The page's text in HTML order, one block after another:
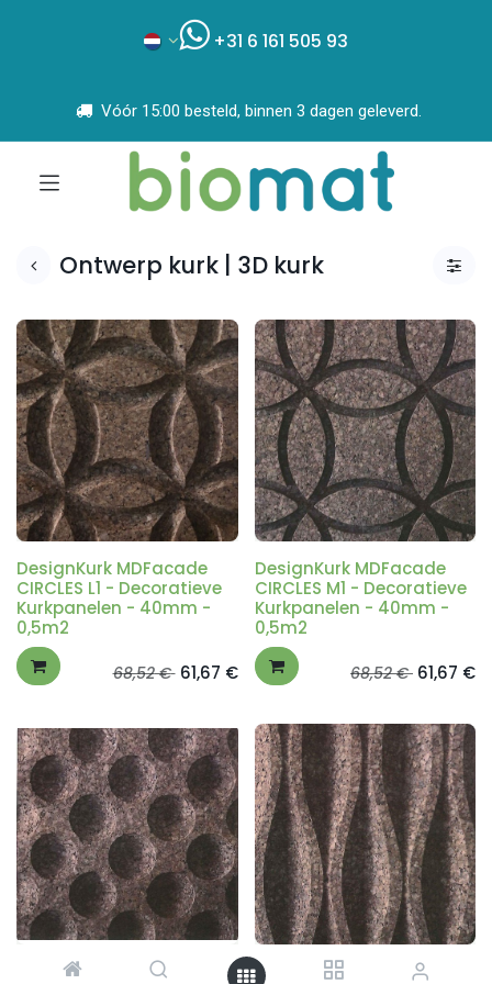
+31 6 161 505 93
Vóór 15:00 besteld, binnen 3 dagen geleverd.
Ontwerp kurk | 3D kurk
DesignKurk MDFacade
CIRCLES L1 - Decoratieve
Kurkpanelen - 40mm -
0,5m2
68,52€ 61,67 €
DesignKurk MDFacade
CIRCLES M1 - Decoratieve
Kurkpanelen - 40mm -
0,5m2
68,52€ 61,67 €
DesignKurk MDFacade
DesignKurk MDFacade